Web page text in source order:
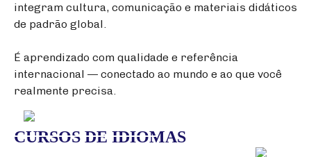
integram cultura, comunicação e materiais didáticos
de padrão global.
É aprendizado com qualidade e referência
internacional — conectado ao mundo e ao que você
realmente precisa.
CURSOS DE IDIOMAS